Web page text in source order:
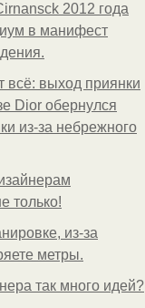
2012 года
в манифест
всё: выход приянки
Dior обернулся
из-за небрежного
только!
из-за
метры.
так много идей?